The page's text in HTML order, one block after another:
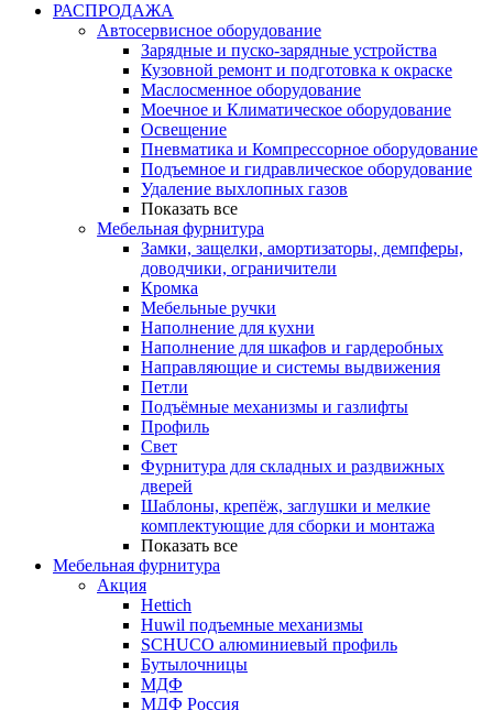
РАСПРОДАЖА
Автосервисное оборудование
Зарядные и пуско-зарядные устройства
Кузовной ремонт и подготовка к окраске
Маслосменное оборудование
Моечное и Климатическое оборудование
Освещение
Пневматика и Компрессорное оборудование
Подъемное и гидравлическое оборудование
Удаление выхлопных газов
Показать все
Мебельная фурнитура
Замки, защелки, амортизаторы, демпферы,
доводчики, ограничители
Кромка
Мебельные ручки
Наполнение для кухни
Наполнение для шкафов и гардеробных
Направляющие и системы выдвижения
Петли
Подъёмные механизмы и газлифты
Профиль
Свет
Фурнитура для складных и раздвижных
дверей
Шаблоны, крепёж, заглушки и мелкие
комплектующие для сборки и монтажа
Показать все
Мебельная фурнитура
Акция
Hettich
Huwil подъемные механизмы
SCHUCO алюминиевый профиль
Бутылочницы
МДФ
МДФ Россия